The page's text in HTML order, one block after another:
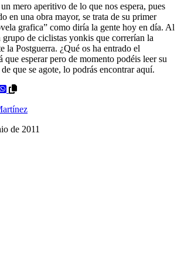
mero aperitivo de lo que nos espera, pues
en una obra mayor, se trata de su primer
grafica” como diría la gente hoy en día. Al
grupo de ciclistas yonkis que correrían la
la Postguerra. ¿Qué os ha entrado el
que esperar pero de momento podéis leer su
que se agote, lo podrás encontrar aquí.
de 2011